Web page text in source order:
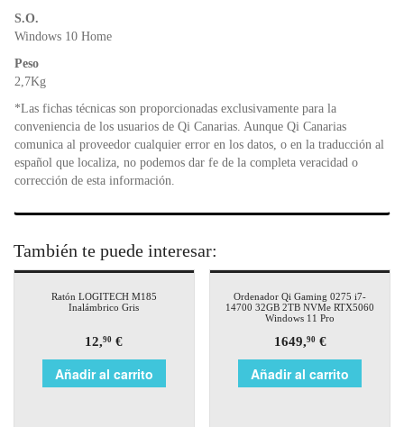
S.O.
Windows 10 Home
Peso
2,7Kg
*Las fichas técnicas son proporcionadas exclusivamente para la
conveniencia de los usuarios de Qi Canarias. Aunque Qi Canarias
comunica al proveedor cualquier error en los datos, o en la traducción al
español que localiza, no podemos dar fe de la completa veracidad o
corrección de esta información.
También te puede interesar:
Ratón LOGITECH M185
Inalámbrico Gris
12,90 €
Añadir al carrito
Ordenador Qi Gaming 0275 i7-
14700 32GB 2TB NVMe RTX5060
Windows 11 Pro
1649,90€
Añadir al carrito